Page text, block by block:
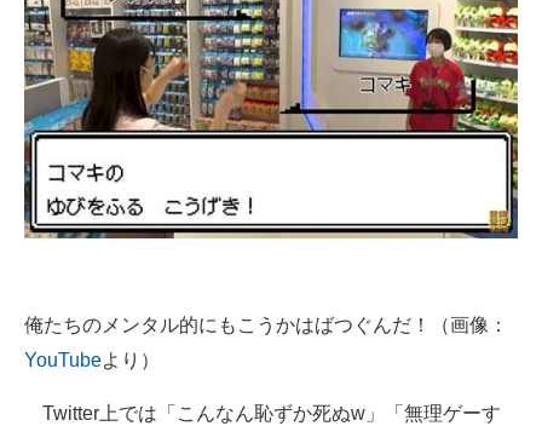
俺たちのメンタル的にもこうかはばつぐんだ！（画像：
YouTubeより）
Twitter上では「こんなん恥ずか死ぬw」「無理ゲーす